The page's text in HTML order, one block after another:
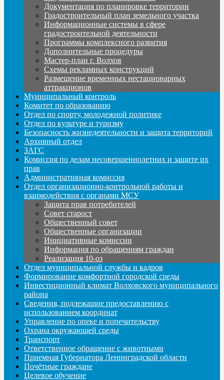
Документация по планировке территории
Градостроительный план земельного участка
Информационные системы в сфере
градостроительной деятельности
Программы комплексного развития
Дополнительные процедуры
Мастер-план г. Волхов
Схемы рекламных конструкций
Размещение временных нестационарных
аттракционов
Муниципальный контроль
Комитет по образованию
Отдел по спорту, молодежной политике
Отдел по культуре и туризму
Безопасность жизнедеятельности и защита территорий
Архивный отдел
ЗАГС
Комиссия по делам несовершеннолетних и защите их
прав
Административная комиссия
Отдел организационно-контрольной работы и
взаимодействия с органами МСУ
Защита прав потребителей
Совет старост
Общественный совет
Общественные организации
Инициативные комиссии
Информация по обращениям граждан
Реализация 10-оз
Отдел муниципальной службы и кадров
Формирование комфортной городской среды
Инвестиционный климат Волховского муниципального
района
Сведения, подлежащие предоставлению с
использованием координат
Управление по опеке и попечительству
Охрана окружающей среды
Транспорт
Ответственное обращение с животными
Приемная Губернатора Ленинградской области
Почётные граждане
Целевое обучение